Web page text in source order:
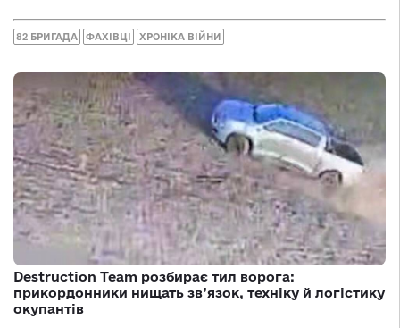
82 БРИГАДА ФАХІВЦІ ХРОНІКА ВІЙНИ
Destruction Team розбирає тил ворога:
прикордонники нищать зв’язок, техніку й логістику
окупантів